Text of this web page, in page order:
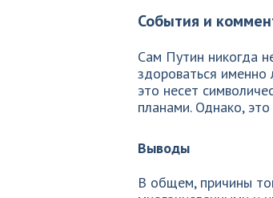
События и
Сам Путин никогда
здороваться именно
это несет
планами. Однако,
Выводы
В общем, причины